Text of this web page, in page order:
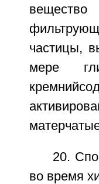
частицы,
мере
20.
во время